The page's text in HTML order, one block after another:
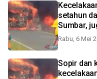
setahun
Sumbar,
Rabu, 6 Mei
Sopir dan